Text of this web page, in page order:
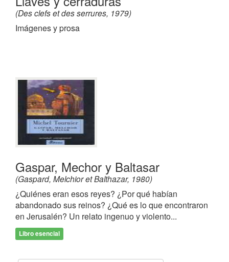
(Des clefs et des serrures, 1979)
Imágenes y prosa
Gaspar, Mechor y Baltasar
(Gaspard, Melchior et Balthazar, 1980)
¿Quiénes eran esos reyes? ¿Por qué habían
abandonado sus reinos? ¿Qué es lo que encontraron
en Jerusalén? Un relato ingenuo y violento...
Libro esencial